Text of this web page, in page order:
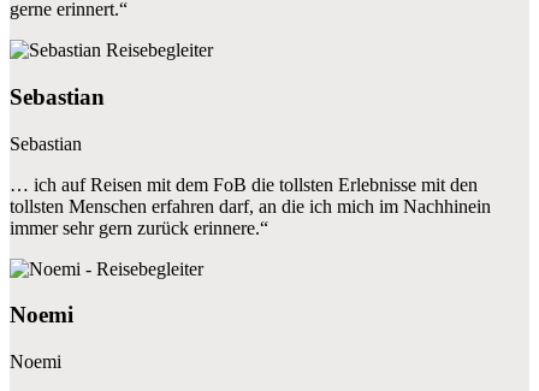
gerne erinnert.“
Sebastian
Sebastian
… ich auf Reisen mit dem FoB die tollsten Erlebnisse mit den
tollsten Menschen erfahren darf, an die ich mich im Nachhinein
immer sehr gern zurück erinnere.“
Noemi
Noemi